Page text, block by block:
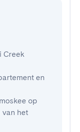
Creek
en
op
van het